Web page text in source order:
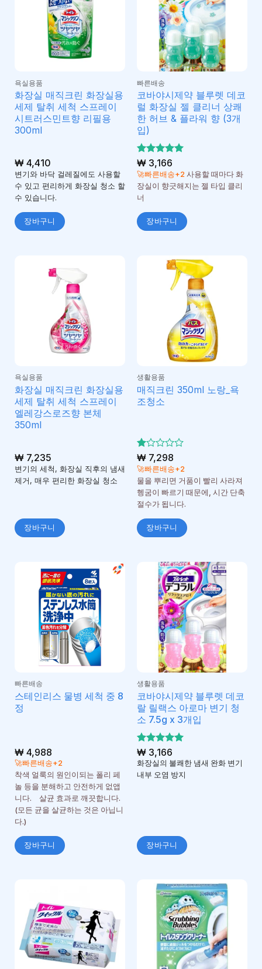
욕실용품
화장실 매직크린 화장실용
세제 탈취 세척 스프레이
시트러스민트향 리필용
300ml
₩4,410
변기와 바닥 걸레질에도 사용할
수 있고 편리하게 화장실 청소 할
수 있습니다.
장바구니
빠른배송
코바야시제약 블루렛 데코
럴 화장실 젤 클리너 상쾌
한 허브 & 플라워 향 (3개
입)
5 중에서
5로 평가
됨
₩3,166
🚀빠른배송+2 사용할 때마다 화
장실이 향긋해지는 젤 타입 클리
너
장바구니
욕실용품
화장실 매직크린 화장실용
세제 탈취 세척 스프레이
엘레강스로즈향 본체
350ml
₩7,235
변기의 세척, 화장실 직후의 냄새
제거, 매우 편리한 화장실 청소
장바구니
생활용품
매직크린 350ml 노랑_욕
조청소
5
중
에
서
1
로
가
됨
₩7,298
🚀빠른배송+2
물을 뿌리면 거품이 빨리 사라져
헹굼이 빠르기 때문에, 시간 단축
절수가 됩니다.
장바구니
빠른배송
스테인리스 물병 세척 중 8
정
₩4,988
🚀빠른배송+2
착색 얼룩의 원인이되는 폴리 페
놀 등을 분해하고 안전하게 없앱
니다. 살균 효과로 깨끗합니다.
(모든 균을 살균하는 것은 아닙니
다.)
장바구니
생활용품
코바야시제약 블루렛 데코
랄 릴랙스 아로마 변기 청
소 7.5g x 3개입
5 중에서
5로 평가
됨
₩3,166
화장실의 불쾌한 냄새 완화 변기
내부 오염 방지
장바구니